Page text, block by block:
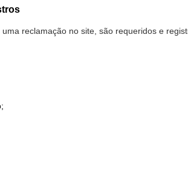
reclamação no site, são requeridos e